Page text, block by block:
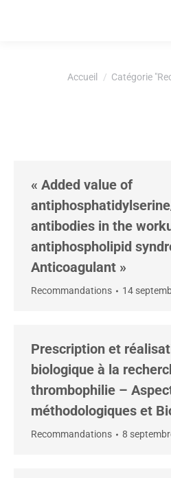
Vous êtes ici :Accueil Catégorie
« Added value of
antibodies in the
antiphospholipid
Anticoagulant »
Recommandations 14
Prescription et
biologique à la
thrombophilie –
méthodologiques et
Recommandations 8